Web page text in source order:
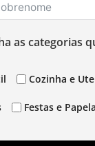
as categorias
Cozinha e
Festas e